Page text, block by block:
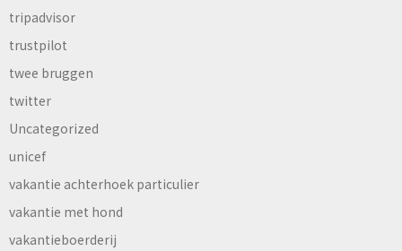
tripadvisor
trustpilot
twee bruggen
twitter
Uncategorized
unicef
vakantie achterhoek particulier
vakantie met hond
vakantieboerderij